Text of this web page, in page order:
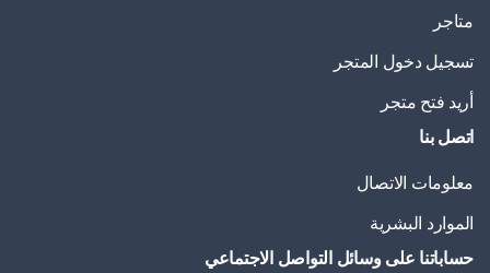
متاجر
تسجيل دخول المتجر
أريد فتح متجر
اتصل بنا
معلومات الاتصال
الموارد البشرية
حساباتنا على وسائل التواصل الاجتماعي